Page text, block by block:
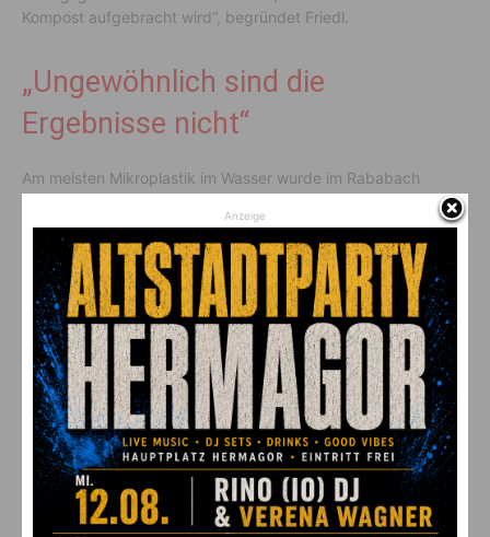
Kompost aufgebracht wird“, begründet Friedl.
„Ungewöhnlich sind die
Ergebnisse nicht“
Am meisten Mikroplastik im Wasser wurde im Rababach
nachgewiesen – denkbar sind Einträge durch die Autobahn,
einzelne Betriebe und die Landwirtschaft. Den höchsten
Messwert im Sediment wies der Peratschitzenbach-Zubringer
auf – hier dürfte ein betrieblicher Eintrag der Grund sein.
„Ungewöhnlich sind die Ergebnisse nicht“, so Friedl. Man gehe
davon aus, dass Flüsse in anderen Bundesländern ähnlich
belastet sind, Vergleiche seien jedoch schlichtweg nicht
möglich. „Denn es gibt immer noch kein genormtes Verfahren
für die Probenahme, die Aufbereitung der Proben oder für die
Analytik“, erklärt Schaar.
Nun soll Bund handeln
Man fordert nun Maßnahmen des Bundes, „um einen
Anzeige